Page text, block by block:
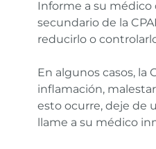
Informe a su
secundario de la
reducirlo o
En algunos casos, la
inflamación,
esto ocurre, deje de
llame a su médico